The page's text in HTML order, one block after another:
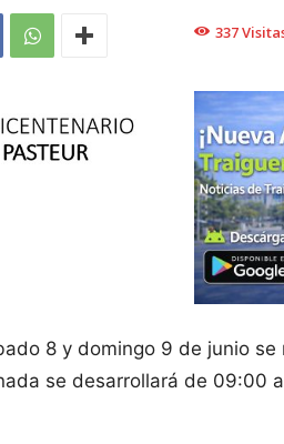
337
8 y domingo 9 de junio se
se desarrollará de 09:00